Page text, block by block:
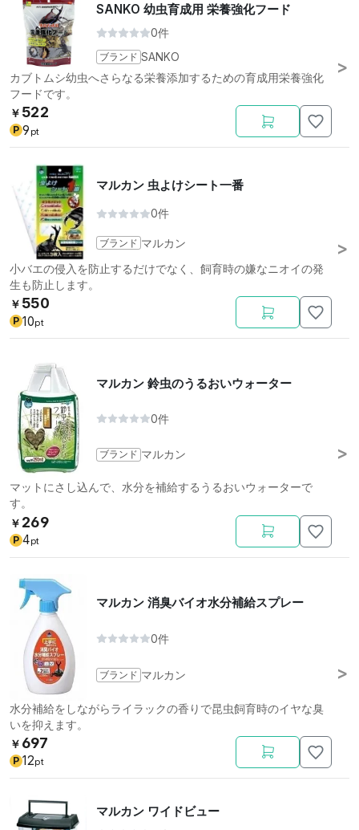
SANKO 幼虫育成用 栄養強化フード
0件
ブランド SANKO
カブトムシ幼虫へさらなる栄養添加するための育成用栄養強化
フードです。
￥ 522
P 9 pt
マルカン 虫よけシート一番
0件
ブランド マルカン
小バエの侵入を防止するだけでなく、飼育時の嫌なニオイの発
生も防止します。
￥ 550
P 10pt
マルカン 鈴虫のうるおいウォーター
0件
ブランド マルカン
マットにさし込んで、水分を補給するうるおいウォーターで
す。
￥ 269
P 4pt
マルカン 消臭バイオ水分補給スプレー
0件
ブランド マルカン
水分補給をしながらライラックの香りで昆虫飼育時のイヤな臭
いを抑えます。
￥ 697
P 12pt
マルカン ワイドビュー